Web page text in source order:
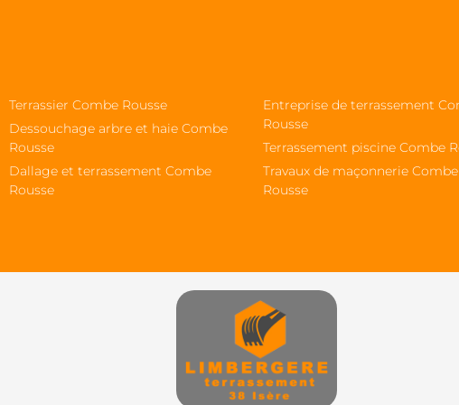
Terrassier Combe Rousse
Dessouchage arbre et haie Combe
Rousse
Dallage et terrassement Combe
Rousse
Entreprise de terrassement
Rousse
Terrassement piscine Combe
Travaux de maçonnerie Combe
Rousse